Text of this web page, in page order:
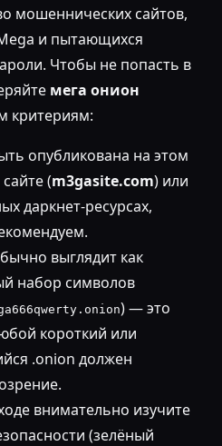
мошеннических сайтов,
и пытающихся
Чтобы не попасть в
мега онион
критериям:
опубликована на этом
(m3gasite.com) или
даркнет-ресурсах,
выглядит как
набор символов
) — это
короткий или
.onion должен
внимательно изучите
(зелёный